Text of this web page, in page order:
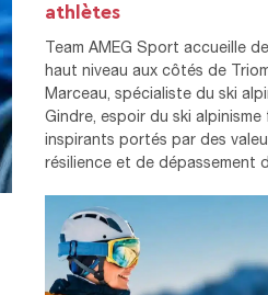
athlètes
Team AMEG Sport accueille
haut niveau aux côtés de
Marceau, spécialiste du ski
Gindre, espoir du ski
inspirants portés par des
résilience et de dépassement